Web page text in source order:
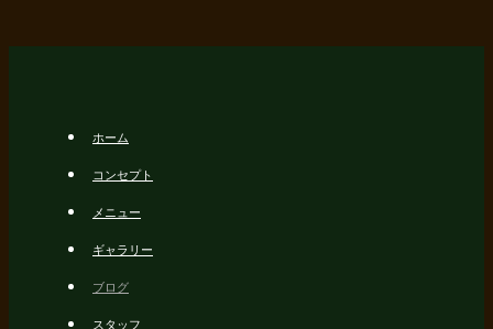
ホーム
コンセプト
メニュー
ギャラリー
ブログ
スタッフ